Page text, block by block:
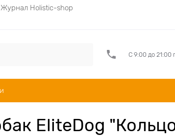
Журнал Holistic-shop
С 9:00 до 21:00
EliteDog